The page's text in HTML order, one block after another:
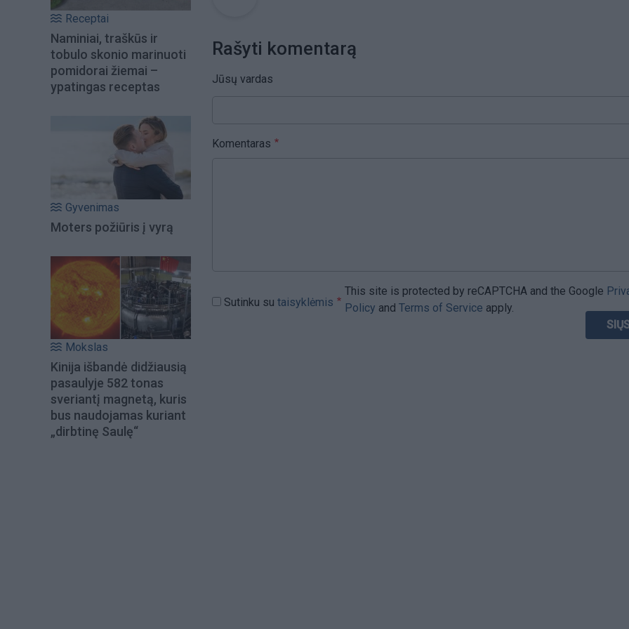
Receptai
Naminiai, traškūs ir
tobulo skonio marinuoti
pomidorai žiemai –
ypatingas receptas
Gyvenimas
Moters požiūris į vyrą
Mokslas
Kinija išbandė didžiausią
pasaulyje 582 tonas
sveriantį magnetą, kuris
bus naudojamas kuriant
„dirbtinę Saulę“
Rašyti komentarą
Jūsų vardas
Komentaras
Sutinku su taisyklėmis
This site is protected by reCAPTCHA and the Google
Policy and Terms of Service apply.